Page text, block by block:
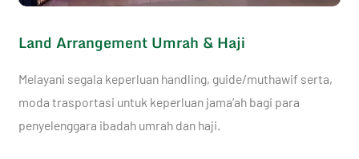
Land Arrangement Umrah & Haji
Melayani segala keperluan handling, guide/muthawif serta,
moda trasportasi untuk keperluan jama’ah bagi para
penyelenggara ibadah umrah dan haji.